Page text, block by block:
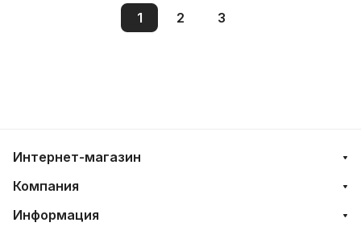
1 2 3
Интернет-магазин
Компания
Информация